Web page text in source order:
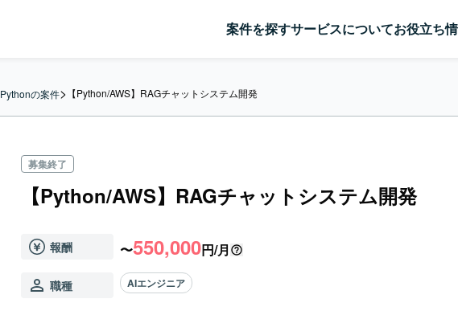
案件を探すサービスについてお役立ち
Pythonの案件> 【Python/AWS】RAGチャットシステム開発
募集終了
【Python/AWS】RAGチャットシステム開発
報酬 〜550,000円/月
職種 AIエンジニア